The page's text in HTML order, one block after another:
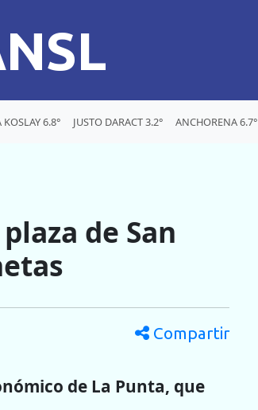
KOSLAY 6.8° JUSTO DARACT 3.2° ANCHORENA 6.7°
de San
Compartir
de La Punta, que